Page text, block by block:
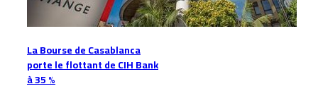
La Bourse de Casablanca
porte le flottant de CIH Bank
à 35 %